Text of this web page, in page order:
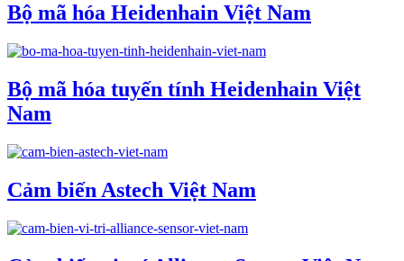
Bộ mã hóa Heidenhain Việt Nam
Bộ mã hóa tuyến tính Heidenhain Việt
Nam
Cảm biến Astech Việt Nam